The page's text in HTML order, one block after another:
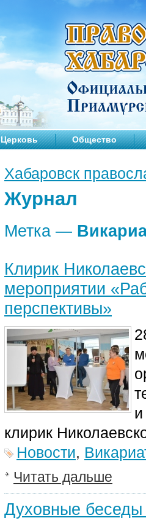
Церковь Общество
Хабаровск
Журнал
Метка —
Клирик
мероприятии
перспективы»
клирик
Новости,
Читать дальше
Духовные беседы